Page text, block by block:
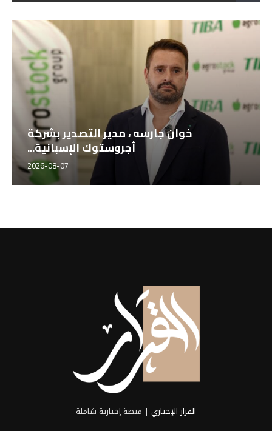
خوان جارسه ، مدير التصدير بشركة
أجروستوك الإسبانية...
2026-08-07
القرار الإخباري | منصة إخبارية شاملة